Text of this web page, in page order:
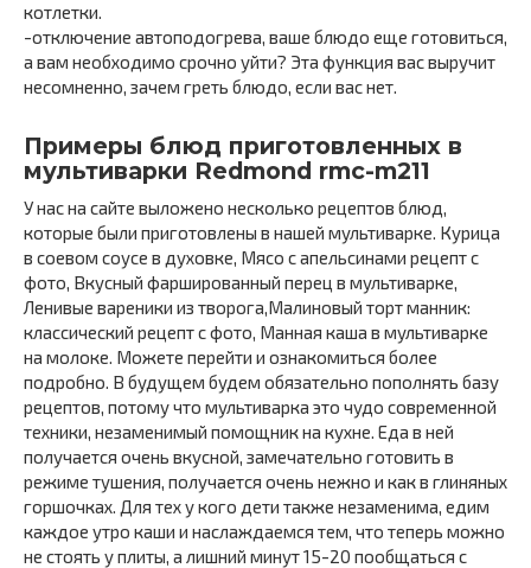
котлетки.
-отключение автоподогрева, ваше блюдо еще готовиться,
а вам необходимо срочно уйти? Эта функция вас выручит
несомненно, зачем греть блюдо, если вас нет.
Примеры блюд приготовленных в
мультиварки Redmond rmc-m211
У нас на сайте выложено несколько рецептов блюд,
которые были приготовлены в нашей мультиварке. Курица
в соевом соусе в духовке, Мясо с апельсинами рецепт с
фото, Вкусный фаршированный перец в мультиварке,
Ленивые вареники из творога,Малиновый торт манник:
классический рецепт с фото, Манная каша в мультиварке
на молоке. Можете перейти и ознакомиться более
подробно. В будущем будем обязательно пополнять базу
рецептов, потому что мультиварка это чудо современной
техники, незаменимый помощник на кухне. Еда в ней
получается очень вкусной, замечательно готовить в
режиме тушения, получается очень нежно и как в глиняных
горшочках. Для тех у кого дети также незаменима, едим
каждое утро каши и наслаждаемся тем, что теперь можно
не стоять у плиты, а лишний минут 15-20 пообщаться с